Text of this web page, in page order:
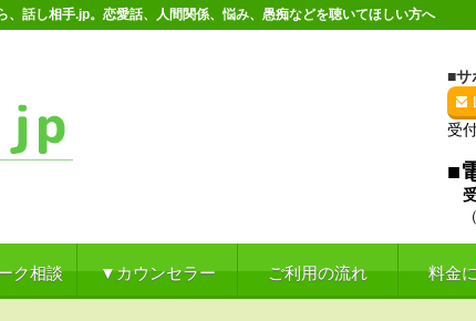
、話し相手.jp。恋愛話、人間関係、悩み、愚痴などを聴いてほしい方へ
■サ
受
■
（
ク相談 ▼カウンセラー ご利用の流れ 料金